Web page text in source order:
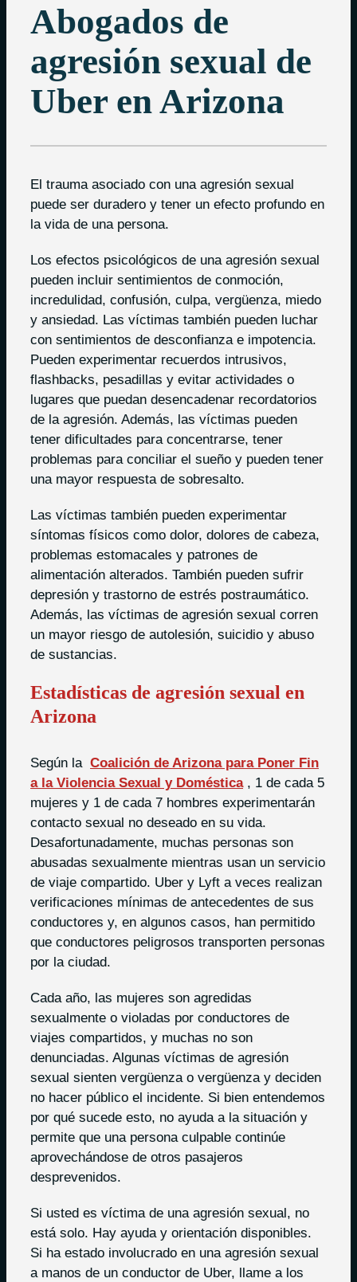
Abogados de
agresión sexual de
Uber en Arizona
El trauma asociado con una agresión sexual
puede ser duradero y tener un efecto profundo en
la vida de una persona.
Los efectos psicológicos de una agresión sexual
pueden incluir sentimientos de conmoción,
incredulidad, confusión, culpa, vergüenza, miedo
y ansiedad. Las víctimas también pueden luchar
con sentimientos de desconfianza e impotencia.
Pueden experimentar recuerdos intrusivos,
flashbacks, pesadillas y evitar actividades o
lugares que puedan desencadenar recordatorios
de la agresión. Además, las víctimas pueden
tener dificultades para concentrarse, tener
problemas para conciliar el sueño y pueden tener
una mayor respuesta de sobresalto.
Las víctimas también pueden experimentar
síntomas físicos como dolor, dolores de cabeza,
problemas estomacales y patrones de
alimentación alterados. También pueden sufrir
depresión y trastorno de estrés postraumático.
Además, las víctimas de agresión sexual corren
un mayor riesgo de autolesión, suicidio y abuso
de sustancias.
Estadísticas de agresión sexual en
Arizona
Según la Coalición de Arizona para Poner Fin
a la Violencia Sexual y Doméstica , 1 de cada 5
mujeres y 1 de cada 7 hombres experimentarán
contacto sexual no deseado en su vida.
Desafortunadamente, muchas personas son
abusadas sexualmente mientras usan un servicio
de viaje compartido. Uber y Lyft a veces realizan
verificaciones mínimas de antecedentes de sus
conductores y, en algunos casos, han permitido
que conductores peligrosos transporten personas
por la ciudad.
Cada año, las mujeres son agredidas
sexualmente o violadas por conductores de
viajes compartidos, y muchas no son
denunciadas. Algunas víctimas de agresión
sexual sienten vergüenza o vergüenza y deciden
no hacer público el incidente. Si bien entendemos
por qué sucede esto, no ayuda a la situación y
permite que una persona culpable continúe
aprovechándose de otros pasajeros
desprevenidos.
Si usted es víctima de una agresión sexual, no
está solo. Hay ayuda y orientación disponibles.
Si ha estado involucrado en una agresión sexual
a manos de un conductor de Uber, llame a los